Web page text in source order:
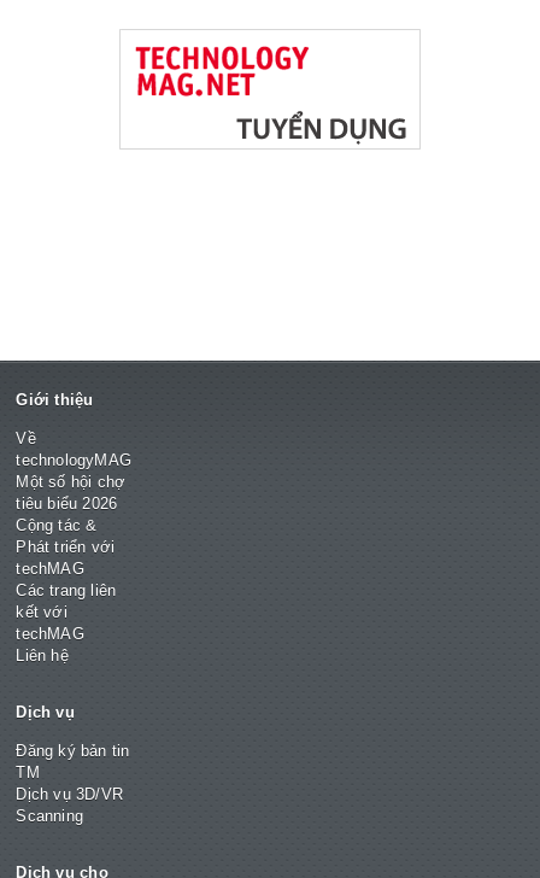
Giới thiệu
Về
technologyMAG
Một số hội chợ
tiêu biểu 2026
Cộng tác &
Phát triển với
techMAG
Các trang liên
kết với
techMAG
Liên hệ
Dịch vụ
Đăng ký bản tin
TM
Dịch vụ 3D/VR
Scanning
Dịch vụ cho